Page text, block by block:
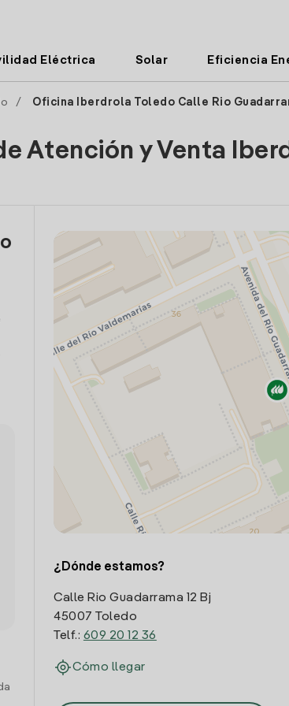
Eléctrica Solar Eficiencia
/ Oficina Iberdrola Toledo Calle Rio
Atención y Venta
¿Dónde estamos?
Calle Rio Guadarrama 12 Bj
45007 Toledo
Telf.: 609 20 12 36
Cómo llegar